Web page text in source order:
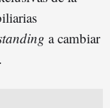
a cambiar